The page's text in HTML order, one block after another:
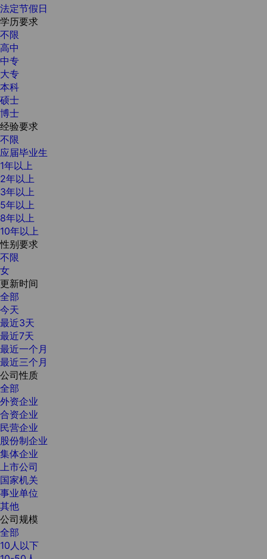
法定节假日
学历要求
不限
高中
中专
大专
本科
硕士
博士
经验要求
不限
应届毕业生
1年以上
2年以上
3年以上
5年以上
8年以上
10年以上
性别要求
不限
女
更新时间
全部
今天
最近3天
最近7天
最近一个月
最近三个月
公司性质
全部
外资企业
合资企业
民营企业
股份制企业
集体企业
上市公司
国家机关
事业单位
其他
公司规模
全部
10人以下